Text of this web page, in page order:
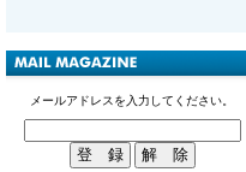
メールアドレスを入力してください。